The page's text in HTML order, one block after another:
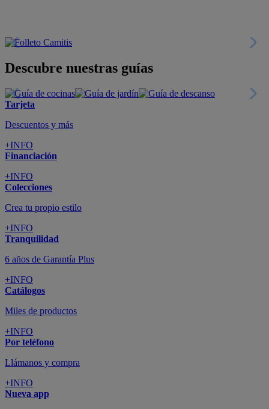
Descubre nuestras guías
Tarjeta
Descuentos y más
+INFO
Financiación
+INFO
Colecciones
Crea tu propio estilo
+INFO
Tranquilidad
6 años de Garantía Plus
+INFO
Catálogos
Miles de productos
+INFO
Por teléfono
Llámanos y compra
+INFO
Nueva app